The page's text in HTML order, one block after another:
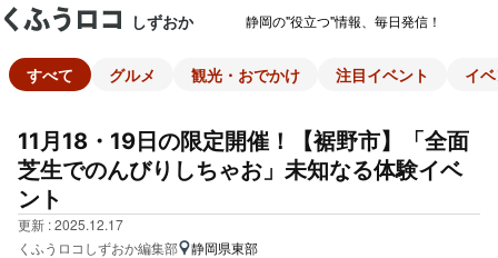
しずおか 静岡の"役立つ"情報、毎日発信！
すべて グルメ 観光・おでかけ 注目イベント イ
11月18・19日の限定開催！【裾野市】「全面
芝生でのんびりしちゃお」未知なる体験イベ
ント
更新 : 2025.12.17
くふうロコしずおか編集部
静岡県東部